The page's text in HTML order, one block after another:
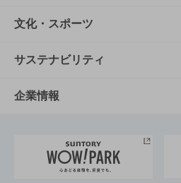
商品一覧
商品発売情報
栄養成分一覧
知る・楽しむTOP
キャンペーン
工場見学
地域情報
文化・スポーツ
文化・スポーツTOP
サントリーホール
サントリーサンバーズ大阪
サステナビリティ
サステナビリティTOP
サントリーが考えるサステナ
企業情報
企業概要